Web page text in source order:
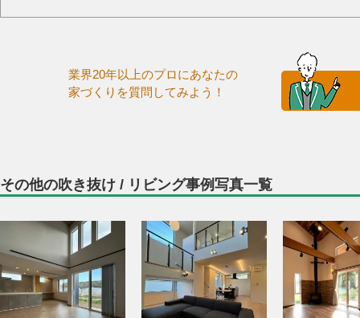
業界20年以上のプロにあなたの
家づくりを質問してみよう！
その他の吹き抜け / リビング事例写真一覧